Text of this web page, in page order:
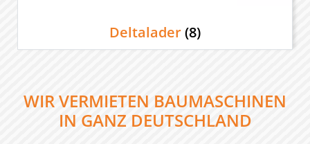
Deltalader(8)
WIR VERMIETEN BAUMASCHINEN
IN GANZ DEUTSCHLAND